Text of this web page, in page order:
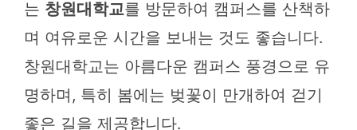
는 창원대학교를 방문하여 캠퍼스를 산책하
며 여유로운 시간을 보내는 것도 좋습니다.
창원대학교는 아름다운 캠퍼스 풍경으로 유
명하며, 특히 봄에는 벚꽃이 만개하여 걷기
좋은 길을 제공합니다.